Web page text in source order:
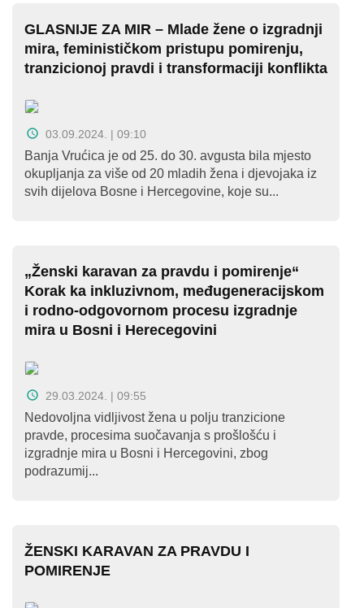
GLASNIJE ZA MIR – Mlade žene o izgradnji
mira, feminističkom pristupu pomirenju,
tranzicionoj pravdi i transformaciji konflikta
03.09.2024. | 09:10
Banja Vrućica je od 25. do 30. avgusta bila mjesto
okupljanja za više od 20 mladih žena i djevojaka iz
svih dijelova Bosne i Hercegovine, koje su...
„Ženski karavan za pravdu i pomirenje“
Korak ka inkluzivnom, međugeneracijskom
i rodno-odgovornom procesu izgradnje
mira u Bosni i Herecegovini
29.03.2024. | 09:55
Nedovoljna vidljivost žena u polju tranzicione
pravde, procesima suočavanja s prošlošću i
izgradnje mira u Bosni i Hercegovini, zbog
podrazumij...
ŽENSKI KARAVAN ZA PRAVDU I
POMIRENJE